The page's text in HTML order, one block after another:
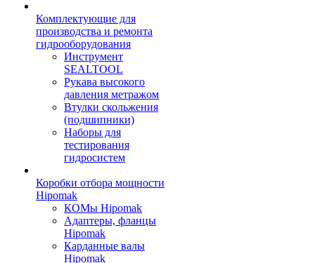
Комплектующие для
производства и ремонта
гидрооборудования
Инструмент
SEALTOOL
Рукава высокого
давления метражом
Втулки скольжения
(подшипники)
Наборы для
тестирования
гидросистем
Коробки отбора мощности
Hipomak
КОМы Hipomak
Адаптеры, фланцы
Hipomak
Карданные валы
Hipomak